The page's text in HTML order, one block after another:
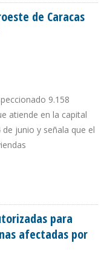
de Caracas
9.158
atiende en la capital
junio y señala que el
para
afectadas por